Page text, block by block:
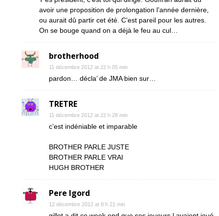
avoir une proposition de prolongation l’année dernière,
ou aurait dû partir cet été. C’est pareil pour les autres.
On se bouge quand on a déjà le feu au cul…
brotherhood
11 décembre 2012 at 22 h 05 min
pardon… décla’ de JMA bien sur…
TRETRE
11 décembre 2012 at 22 h 28 min
c’est indéniable et imparable
BROTHER PARLE JUSTE
BROTHER PARLE VRAI
HUGH BROTHER
Pere Igord
12 décembre 2012 at 8 h 21 min